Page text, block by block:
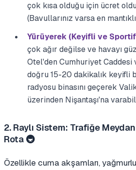
çok kısa olduğu için ücret
(Bavullarınız varsa en
Yürüyerek (Keyifli ve
çok ağır değilse ve havayı
Otel'den Cumhuriyet Caddesi
doğru 15-20 dakikalık keyifli
radyosu binasını geçerek
üzerinden Nişantaşı'na
2. Raylı Sistem: Trafiğe
Rota 🚇
Özellikle cuma akşamları,